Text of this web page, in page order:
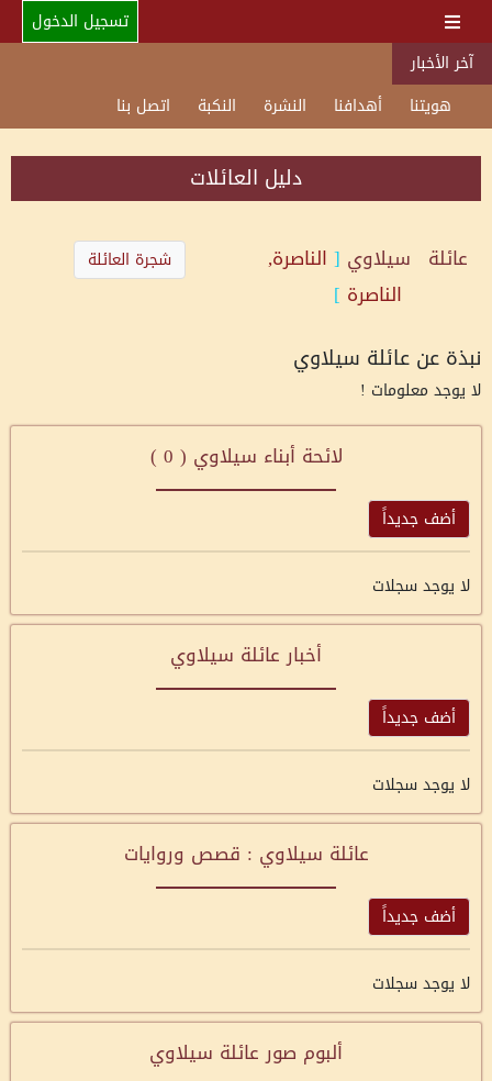
تسجيل الدخول
آخر الأخبار
هويتنا
أهدافنا النشرة النكبة اتصل بنا
دليل العائلات
عائلة سيلاوي [ الناصرة,
الناصرة ]
شجرة العائلة
نبذة عن عائلة سيلاوي
لا يوجد معلومات !
لائحة أبناء سيلاوي ( 0
)
أضف جديداً
لا يوجد سجلات
أخبار عائلة سيلاوي
أضف جديداً
لا يوجد سجلات
عائلة سيلاوي : قصص وروايات
أضف جديداً
لا يوجد سجلات
ألبوم صور عائلة سيلاوي